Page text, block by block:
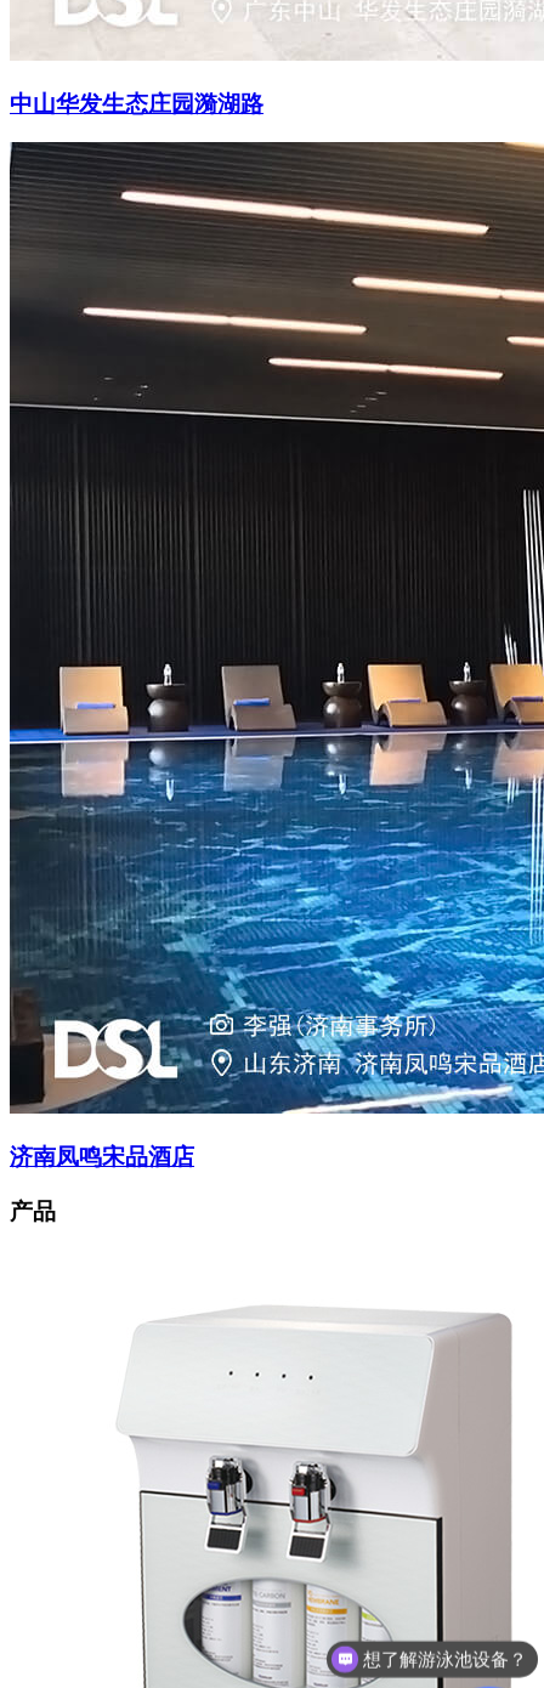
中山华发生态庄园漪湖路
济南凤鸣宋品酒店
产品
想了解游泳池设备？
咨询泳池设备价格